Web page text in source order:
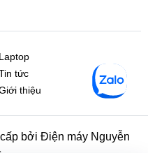
Laptop
tức
thiệu
bởi Điện máy Nguyễn